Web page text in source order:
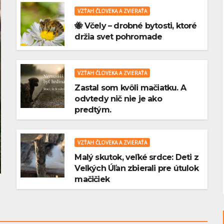
VZŤAH ČLOVEKA A ZVIERAŤA
🐝 Včely – drobné bytosti, ktoré
držia svet pohromade
VZŤAH ČLOVEKA A ZVIERAŤA
Zastal som kvôli mačiatku. A
odvtedy nič nie je ako
predtým.
VZŤAH ČLOVEKA A ZVIERAŤA
Malý skutok, veľké srdce: Deti z
Veľkých Úľan zbierali pre útulok
mačičiek
(2.
AKVARISTIKA
Ako správne
premýšľať pri
diel)- Najväčšia
chyba v
akvaristike? Človek